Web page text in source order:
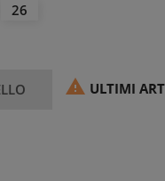
26
 ULTIMI